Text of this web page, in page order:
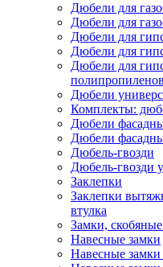
Дюбели для
Дюбели для
Дюбели для
Дюбели для
Дюбели для
Дюбели
Комплекты:
Дюбели
Дюбели
Дюбель-гвозди
Дюбель-гвозди
Заклепки
Заклепки
втулка
Замки,
Навесные замки
Навесные